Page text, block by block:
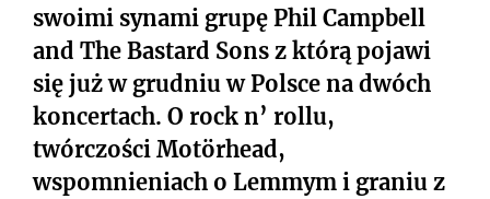
swoimi synami grupę Phil Campbell
and The Bastard Sons z którą pojawi
się już w grudniu w Polsce na dwóch
koncertach. O rock n’ rollu,
twórczości Motörhead,
wspomnieniach o Lemmym i graniu z